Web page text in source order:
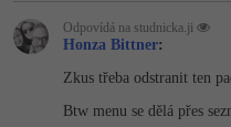
Django
Best practices
SQLite
Databázový
SQL
Návrh SW -80%
Copywriting
MS Office
Inkscape
Fotografování -
Odpovídá na studnicka.ji
Honza Bittner:
Zkus třeba odstranit ten
Btw menu se dělá přes